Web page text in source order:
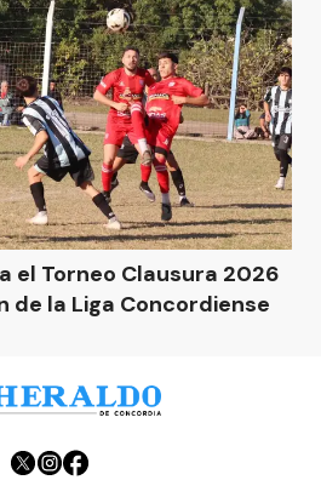
el Torneo Clausura 2026
de la Liga Concordiense